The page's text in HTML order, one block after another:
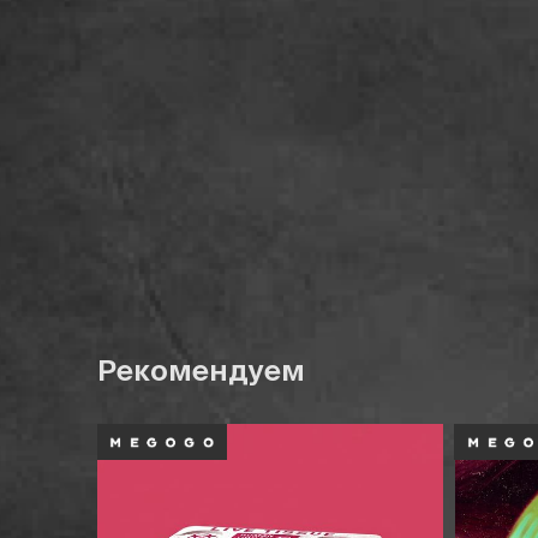
Рекомендуем